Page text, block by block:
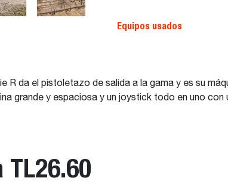
Equipos usados
R da el pistoletazo de salida a la gama y es su
grande y espaciosa y un joystick todo en uno con